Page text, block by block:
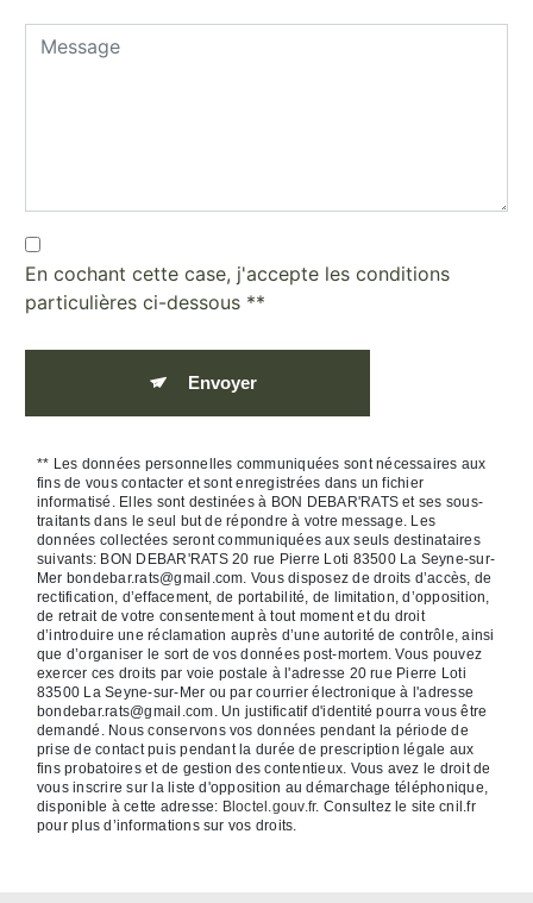
En cochant cette case, j'accepte les conditions
particulières ci-dessous **
Envoyer
** Les données personnelles communiquées sont nécessaires aux
fins de vous contacter et sont enregistrées dans un fichier
informatisé. Elles sont destinées à BON DEBAR'RATS et ses sous-
traitants dans le seul but de répondre à votre message. Les
données collectées seront communiquées aux seuls destinataires
suivants: BON DEBAR'RATS 20 rue Pierre Loti 83500 La Seyne-sur-
Mer bondebar.rats@gmail.com. Vous disposez de droits d’accès, de
rectification, d’effacement, de portabilité, de limitation, d’opposition,
de retrait de votre consentement à tout moment et du droit
d’introduire une réclamation auprès d’une autorité de contrôle, ainsi
que d’organiser le sort de vos données post-mortem. Vous pouvez
exercer ces droits par voie postale à l'adresse 20 rue Pierre Loti
83500 La Seyne-sur-Mer ou par courrier électronique à l'adresse
bondebar.rats@gmail.com. Un justificatif d'identité pourra vous être
demandé. Nous conservons vos données pendant la période de
prise de contact puis pendant la durée de prescription légale aux
fins probatoires et de gestion des contentieux. Vous avez le droit de
vous inscrire sur la liste d'opposition au démarchage téléphonique,
disponible à cette adresse: Bloctel.gouv.fr. Consultez le site cnil.fr
pour plus d’informations sur vos droits.